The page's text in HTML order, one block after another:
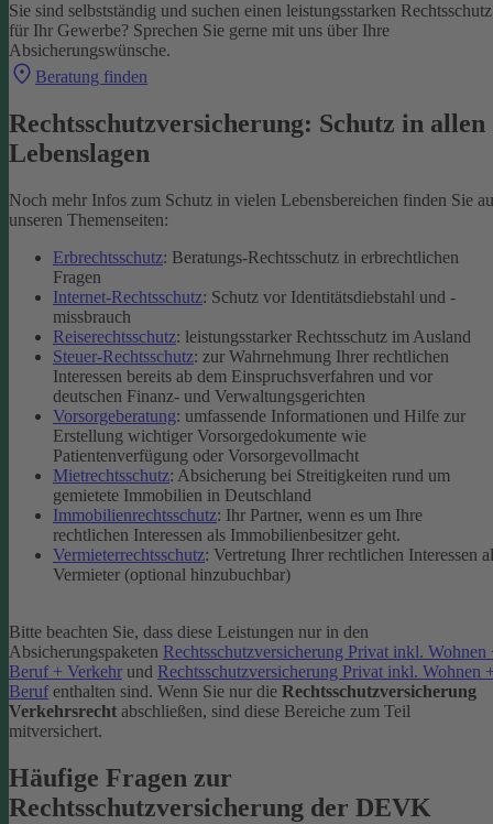
Sie sind selbstständig und suchen einen leistungsstarken Rechtsschutz
für Ihr Gewerbe? Sprechen Sie gerne mit uns über Ihre
Absicherungswünsche.
Beratung finden
Rechtsschutzversicherung: Schutz in allen
Lebenslagen
Noch mehr Infos zum Schutz in vielen Lebensbereichen finden Sie
unseren Themenseiten:
Erbrechtsschutz: Beratungs-Rechtsschutz in erbrechtlichen
Fragen
Internet-Rechtsschutz: Schutz vor Identitätsdiebstahl und -
missbrauch
Reiserechtsschutz: leistungsstarker Rechtsschutz im Ausland
Steuer-Rechtsschutz: zur Wahrnehmung Ihrer rechtlichen
Interessen bereits ab dem Einspruchsverfahren und vor
deutschen Finanz- und Verwaltungsgerichten
Vorsorgeberatung: umfassende Informationen und Hilfe zur
Erstellung wichtiger Vorsorgedokumente wie
Patientenverfügung oder Vorsorgevollmacht
Mietrechtsschutz: Absicherung bei Streitigkeiten rund um
gemietete Immobilien in Deutschland
Immobilienrechtsschutz: Ihr Partner, wenn es um Ihre
rechtlichen Interessen als Immobilienbesitzer geht.
Vermieterrechtsschutz: Vertretung Ihrer rechtlichen Interessen
Vermieter (optional hinzubuchbar)
Bitte beachten Sie, dass diese Leistungen nur in den
Absicherungspaketen Rechtsschutzversicherung Privat inkl. Wohnen
Beruf + Verkehr und Rechtsschutzversicherung Privat inkl. Wohnen
Beruf enthalten sind. Wenn Sie nur die Rechtsschutzversicherung
Verkehrsrecht abschließen, sind diese Bereiche zum Teil
mitversichert.
Häufige Fragen zur
Rechtsschutzversicherung der DEVK